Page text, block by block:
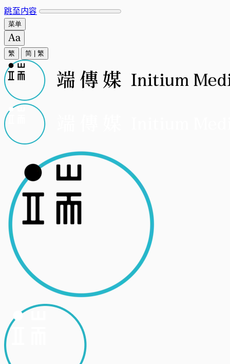
跳至内容
菜单
繁 简 繁